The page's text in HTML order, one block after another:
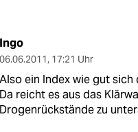
Ingo
06.06.2011, 17:21 Uhr
Also ein Index wie gut sich
Da reicht es aus das
Drogenrückstände zu